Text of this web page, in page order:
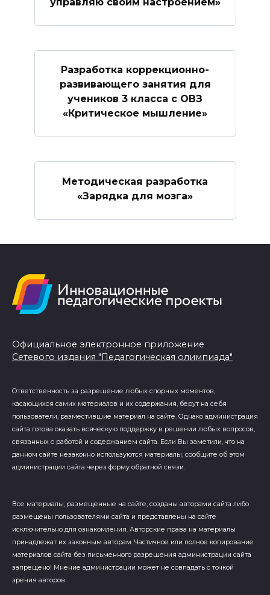
Разработка коррекционно-
развивающего занятия для
учеников 3 класса с ОВЗ
«Критическое мышление»
Методическая разработка
«Зарядка для мозга»
Официальное электронное приложение
Сетевого издания "Педагогическая олимпиада"
Ответственность за разрешение любых спорных моментов,
касающихся самих материалов и их содержания, берут на себя
пользователи, разместившие материал на сайте. Однако администрация
сайта готова оказать всяческую поддержку в решении любых вопросов,
связанных с работой и содержанием сайта. Если Вы заметили, что на
данном сайте незаконно используются материалы, сообщите об этом
администрации сайта через форму обратной связи.
Все материалы, размещенные на сайте, созданы авторами сайта либо
размещены пользователями сайта и представлены на сайте
исключительно для ознакомления. Авторские права на материалы
принадлежат их законным авторам. Частичное или полное копирование
материалов сайта без письменного разрешения администрации сайта
запрещено! Мнение администрации может не совпадать с точкой
зрения авторов.